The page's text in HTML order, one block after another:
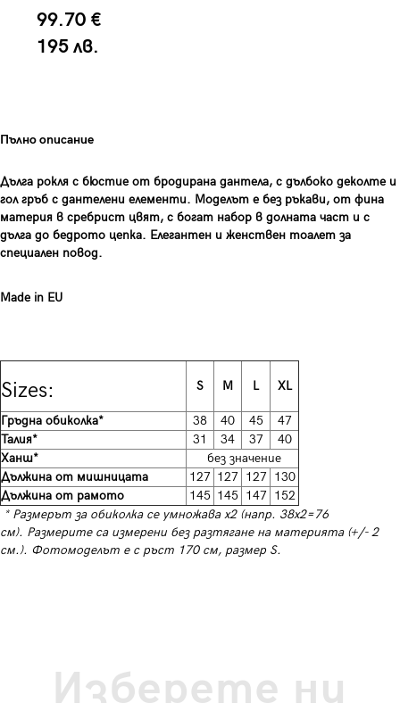
99.70 €
195 лв.
Пълно описание
Дълга рокля с бюстие от бродирана дантела, с дълбоко деколте и
гол гръб с дантелени елементи. Моделът е без ръкави, от фина
материя в сребрист цвят, с богат набор в долната част и с
дълга до бедрото цепка. Елегантен и женствен тоалет за
специален повод.
Made in EU
Sizes: S M L XL
Гръдна обиколка* 38 40 45
47
Талия*
31 34 37
40
Ханш*
без значение
Дължина от мишницата
127 127 127 130
Дължина от рамото
145 145 147 152
* Размерът за обиколка се умножава х2 (напр. 38х2=76
см). Размерите са измерени без разтягане на материята (+/- 2
см.). Фотомоделът е с ръст 170 см, размер S.
Изберете ни